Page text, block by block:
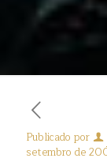
Publicado por
setembro de